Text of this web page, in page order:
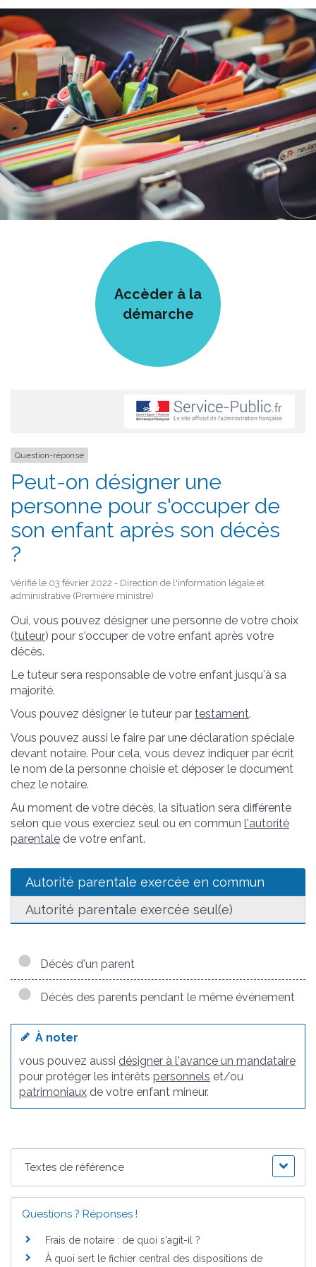
Accèder à la
démarche
Question-réponse
Peut-on désigner une
personne pour s'occuper de
son enfant après son décès
?
Vérifié le 03 février 2022 - Direction de l'information légale et
administrative (Première ministre)
Oui, vous pouvez désigner une personne de votre choix
(tuteur) pour s'occuper de votre enfant après votre
décès.
Le tuteur sera responsable de votre enfant jusqu'à sa
majorité.
Vous pouvez désigner le tuteur par testament.
Vous pouvez aussi le faire par une déclaration spéciale
devant notaire. Pour cela, vous devez indiquer par écrit
le nom de la personne choisie et déposer le document
chez le notaire.
Au moment de votre décès, la situation sera différente
selon que vous exerciez seul ou en commun l'autorité
parentale de votre enfant.
Autorité parentale exercée en commun
Autorité parentale exercée seul(e)
Décès d'un parent
Décès des parents pendant le même événement
À noter
vous pouvez aussi désigner à l'avance un mandataire
pour protéger les intérêtspersonnels et/ou
patrimoniaux de votre enfant mineur.
Textes de référence
Questions ? Réponses !
Frais de notaire : de quoi s'agit-il ?
À quoi sert le fichier central des dispositions de